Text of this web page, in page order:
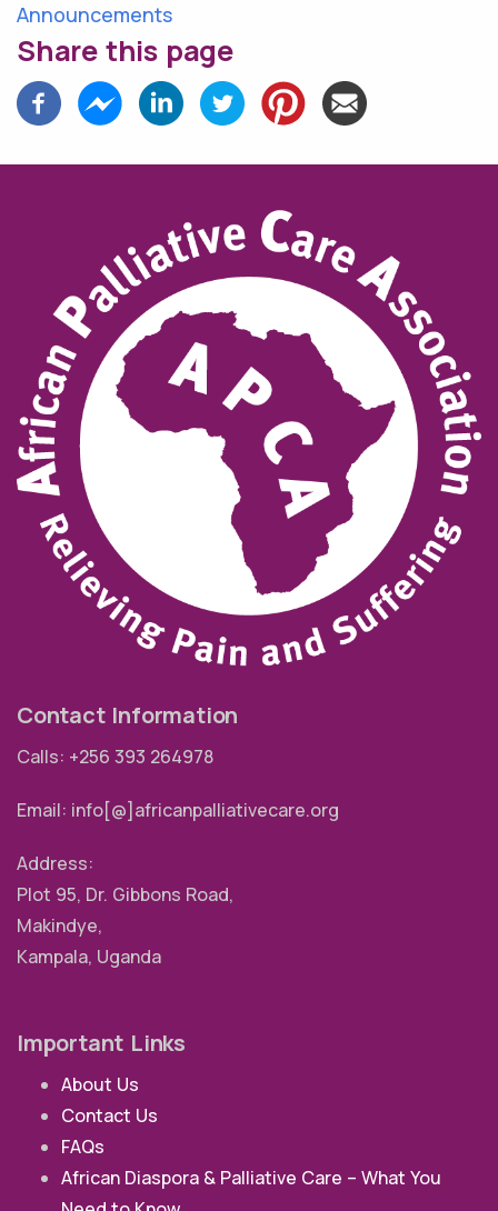
Announcements
Share this page
Contact Information
Calls: +256 393 264978
Email: info[@]africanpalliativecare.org
Address:
Plot 95, Dr. Gibbons Road,
Makindye,
Kampala, Uganda
Important Links
About Us
Contact Us
FAQs
African Diaspora & Palliative Care – What You